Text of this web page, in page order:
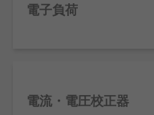
リニア電源
ベンチ電源には2種類の
電子負荷
電流・電圧校正器